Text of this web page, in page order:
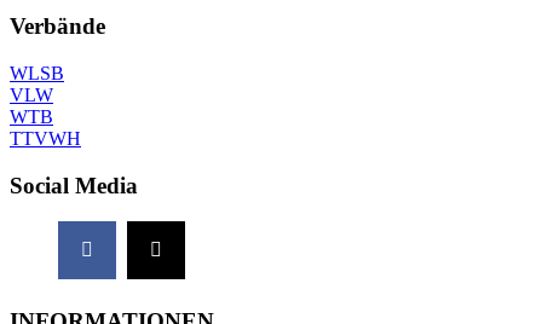
Verbände
WLSB
VLW
WTB
TTVWH
Social Media